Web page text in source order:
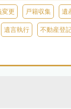
変更 戸籍収集 遺
遺言執行 不動産登